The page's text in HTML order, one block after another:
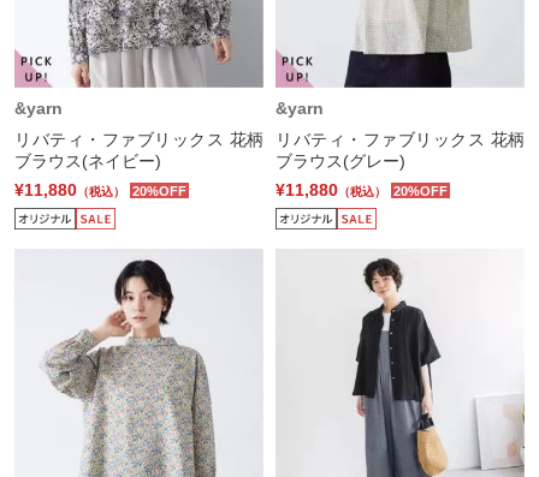
&yarn
リバティ・ファブリックス 花柄
ブラウス(ネイビー)
¥11,880 （税込） 20%OFF
&yarn
リバティ・ファブリックス 花柄
ブラウス(グレー)
¥11,880 （税込） 20%OFF